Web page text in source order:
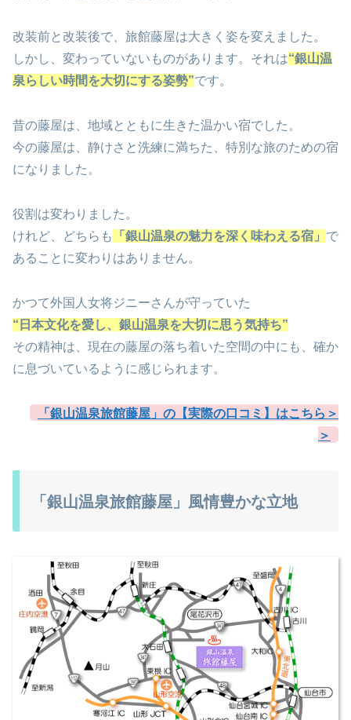
改装前と改装後で、旅館藤屋は大きく姿を変えました。
しかし、変わっていないものがあります。それは“銀山温
泉らしい時間を大切にする姿勢”です。
昔の藤屋は、地域とともに生きた温かい宿でした。
今の藤屋は、静けさと洗練に満ちた、特別な旅のための宿
になりました。
役割は変わりました。
けれど、どちらも
「銀山温泉の魅力を深く味わえる宿」 で
あることに変わりはありません。
かつて外国人女将ジニーさんが守っていた
“日本文化を愛し、銀山温泉を大切に思う気持ち”
その精神は、現在の藤屋の落ち着いた空間の中にも、確か
に息づいているように感じられます。
「銀山温泉旅館藤屋」の【実際の口コミ】はこちら＞
＞
「銀山温泉旅館藤屋」風情豊かな立地